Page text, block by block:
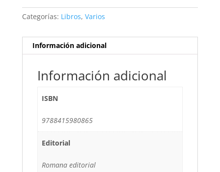
Categorías: Libros, Varios
Información adicional
Información adicional
ISBN
9788415980865
Editorial
Romana editorial